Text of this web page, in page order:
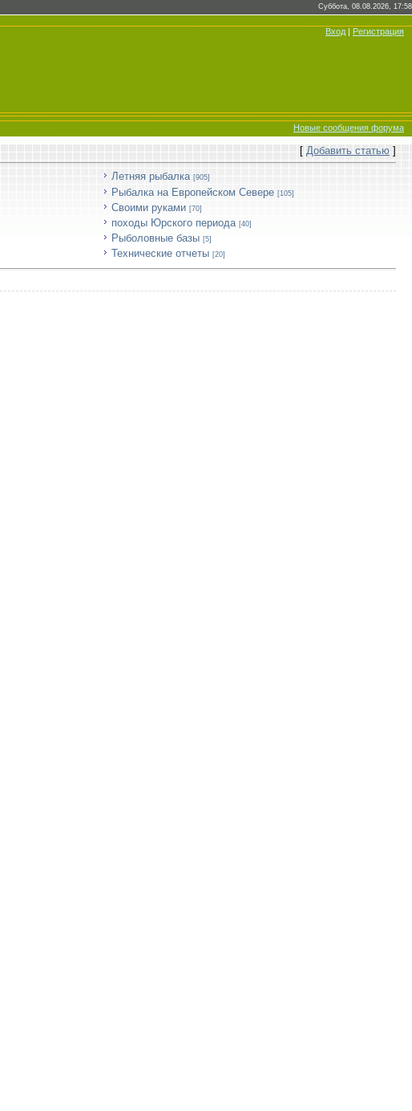
Суббота, 08.08.2026, 17:58
Вход | Регистрация
Новые сообщения форума
[ Добавить статью ]
Летняя рыбалка [905]
Рыбалка на Европейском Севере [105]
Своими руками [70]
походы Юрского периода [40]
Рыболовные базы [5]
Технические отчеты [20]